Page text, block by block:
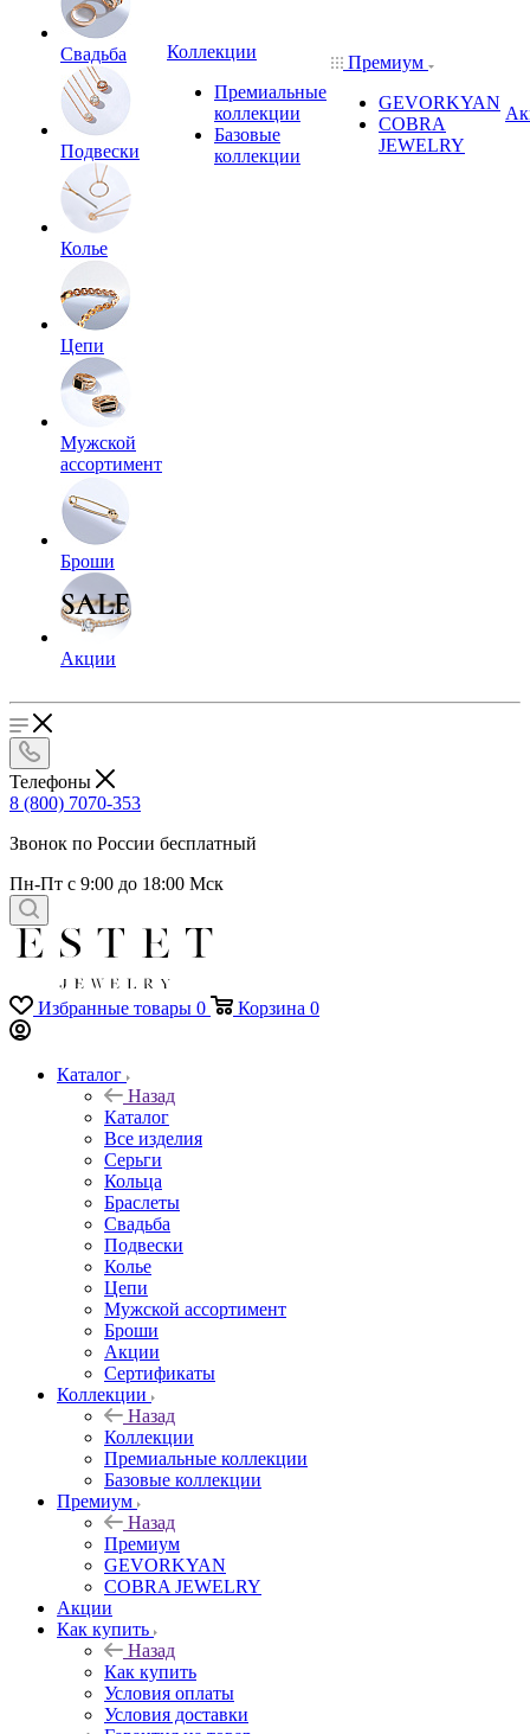
Свадьба
Подвески
Колье
Цепи
Мужской
ассортимент
Броши
Акции
Коллекции
Премиальные
коллекции
Базовые
коллекции
Премиум
GEVORKYAN
COBRA
JEWELRY
Телефоны
8 (800) 7070-353
Звонок по России бесплатный
Пн-Пт с 9:00 до 18:00 Мск
Избранные товары 0 Корзина 0
Каталог
Назад
Каталог
Все изделия
Серьги
Кольца
Браслеты
Свадьба
Подвески
Колье
Цепи
Мужской ассортимент
Броши
Акции
Сертификаты
Коллекции
Назад
Коллекции
Премиальные коллекции
Базовые коллекции
Премиум
Назад
Премиум
GEVORKYAN
COBRA JEWELRY
Акции
Как купить
Назад
Как купить
Условия оплаты
Условия доставки